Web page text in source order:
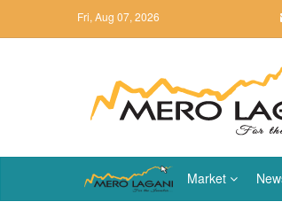
Fri, Aug 07, 2026
Market